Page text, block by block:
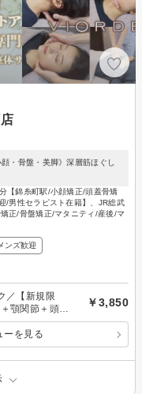
・骨盤・美脚》深層筋ほぐし
【錦糸町駅/小顔矯正/頭蓋骨矯
/男性セラピスト在籍】、JR総武
正/骨盤矯正/マタニティ/産後/マ
ンズ歓迎
／【新規限
顎関節＋頭蓋
￥3,850
ーを見る